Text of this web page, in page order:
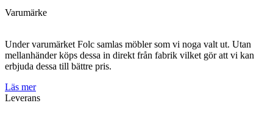
Varumärke
Under varumärket Folc samlas möbler som vi noga valt ut. Utan
mellanhänder köps dessa in direkt från fabrik vilket gör att vi kan
erbjuda dessa till bättre pris.
Läs mer
Leverans